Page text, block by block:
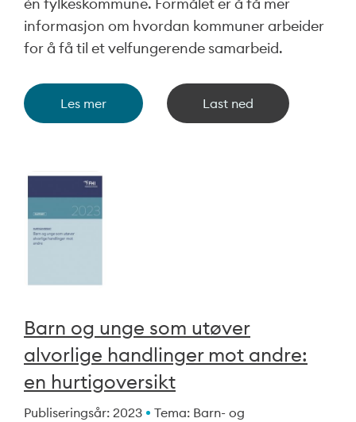
informasjon om hvordan kommuner arbeider
for å få til et velfungerende samarbeid.
Les mer Last ned
Barn og unge som utøver
alvorlige handlinger mot andre:
en hurtigoversikt
Publiseringsår: 2023
Tema: Barn- og